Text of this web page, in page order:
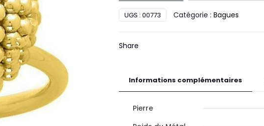
Bague
OrUGS : 00773 Catégorie : Bagues
Share
Informations complémentaires
Pierre